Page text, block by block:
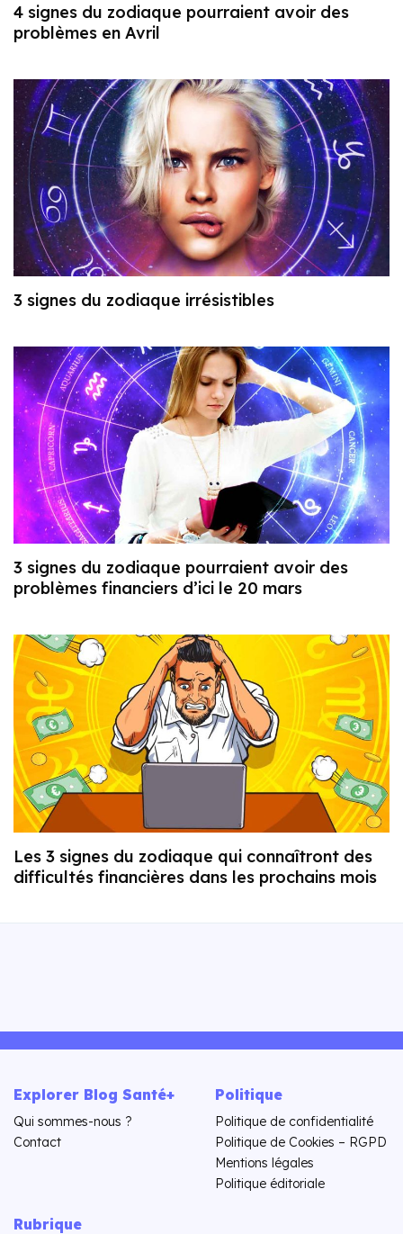
4 signes du zodiaque pourraient avoir des
problèmes en Avril
3 signes du zodiaque irrésistibles
3 signes du zodiaque pourraient avoir des
problèmes financiers d’ici le 20 mars
Les 3 signes du zodiaque qui connaîtront des
difficultés financières dans les prochains mois
Explorer Blog Santé+
Qui sommes-nous ?
Contact
Politique
Politique de confidentialité
Politique de Cookies – RGPD
Mentions légales
Politique éditoriale
Rubrique